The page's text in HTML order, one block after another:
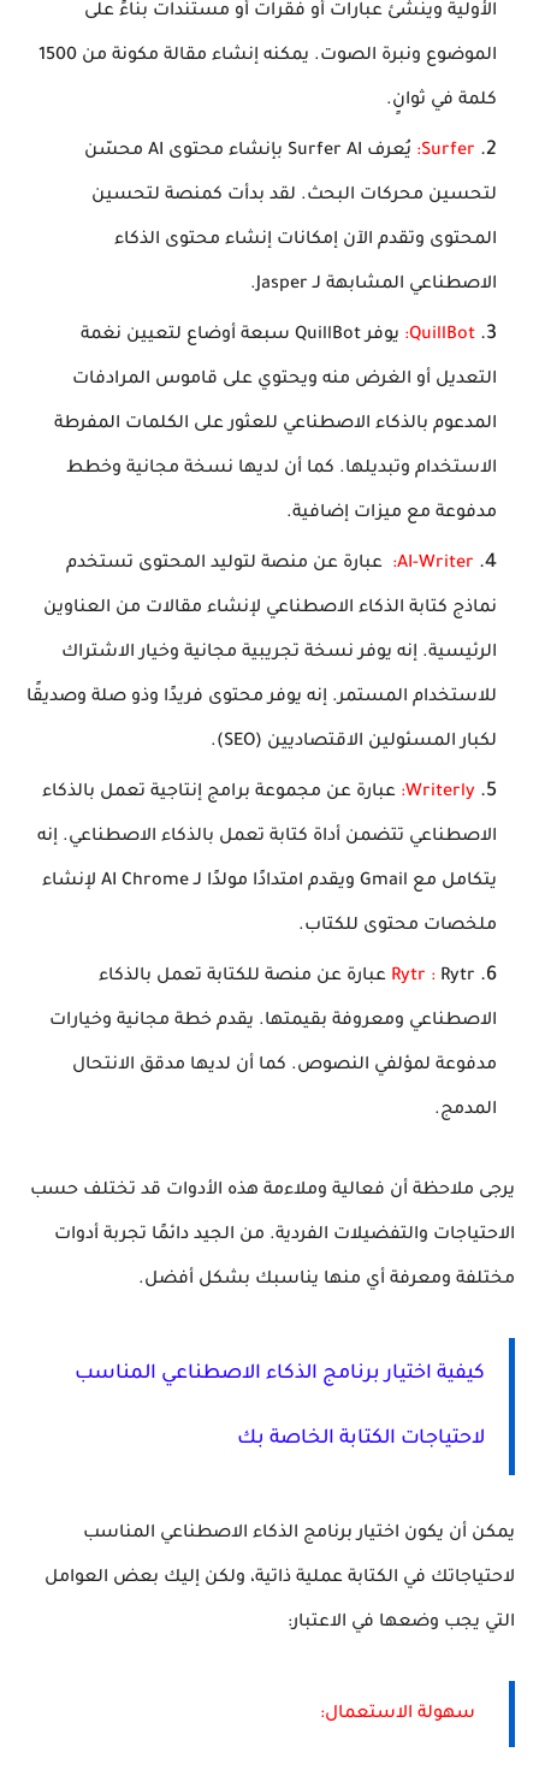
الأولية وينشئ عبارات أو فقرات أو مستندات بناءً على
الموضوع ونبرة الصوت. يمكنه إنشاء مقالة مكونة من 1500
كلمة في ثوانٍ.
Surfer: يُعرف Surfer AI بإنشاء محتوى AI محسّن
لتحسين محركات البحث. لقد بدأت كمنصة لتحسين
المحتوى وتقدم الآن إمكانات إنشاء محتوى الذكاء
الاصطناعي المشابهة لـ Jasper.
QuillBot: يوفر QuillBot سبعة أوضاع لتعيين نغمة
التعديل أو الغرض منه ويحتوي على قاموس المرادفات
المدعوم بالذكاء الاصطناعي للعثور على الكلمات المفرطة
الاستخدام وتبديلها. كما أن لديها نسخة مجانية وخطط
مدفوعة مع ميزات إضافية.
AI-Writer: عبارة عن منصة لتوليد المحتوى تستخدم
نماذج كتابة الذكاء الاصطناعي لإنشاء مقالات من العناوين
الرئيسية. إنه يوفر نسخة تجريبية مجانية وخيار الاشتراك
للاستخدام المستمر. إنه يوفر محتوى فريدًا وذو صلة وصديقًا
لكبار المسئولين الاقتصاديين (SEO).
Writerly: عبارة عن مجموعة برامج إنتاجية تعمل بالذكاء
الاصطناعي تتضمن أداة كتابة تعمل بالذكاء الاصطناعي. إنه
يتكامل مع Gmail ويقدم امتدادًا مولدًا لـ AI Chrome لإنشاء
ملخصات محتوى للكتاب.
Rytr : Rytr عبارة عن منصة للكتابة تعمل بالذكاء
الاصطناعي ومعروفة بقيمتها. يقدم خطة مجانية وخيارات
مدفوعة لمؤلفي النصوص. كما أن لديها مدقق الانتحال
المدمج.
يرجى ملاحظة أن فعالية وملاءمة هذه الأدوات قد تختلف حسب
الاحتياجات والتفضيلات الفردية. من الجيد دائمًا تجربة أدوات
مختلفة ومعرفة أي منها يناسبك بشكل أفضل.
كيفية اختيار برنامج الذكاء الاصطناعي المناسب
لاحتياجات الكتابة الخاصة بك
يمكن أن يكون اختيار برنامج الذكاء الاصطناعي المناسب
لاحتياجاتك في الكتابة عملية ذاتية، ولكن إليك بعض العوامل
التي يجب وضعها في الاعتبار:
سهولة الاستعمال: